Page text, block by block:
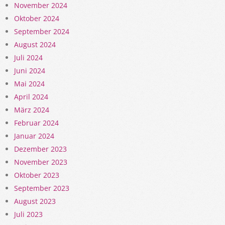
November 2024
Oktober 2024
September 2024
August 2024
Juli 2024
Juni 2024
Mai 2024
April 2024
März 2024
Februar 2024
Januar 2024
Dezember 2023
November 2023
Oktober 2023
September 2023
August 2023
Juli 2023